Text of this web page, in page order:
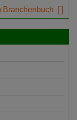
Branchenbuch